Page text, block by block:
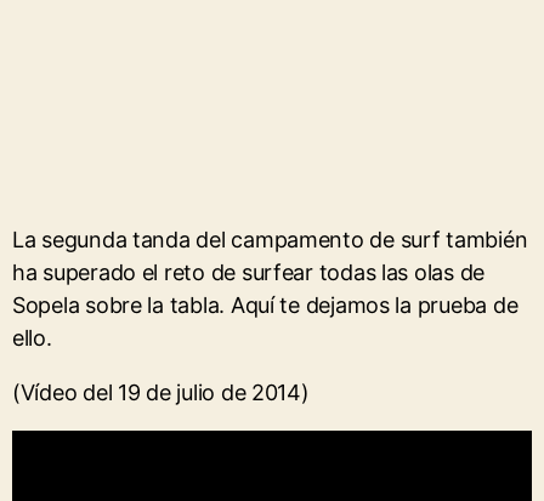
La segunda tanda del campamento de surf también
ha superado el reto de surfear todas las olas de
Sopela sobre la tabla. Aquí te dejamos la prueba de
ello.
(Vídeo del 19 de julio de 2014)